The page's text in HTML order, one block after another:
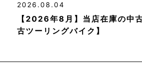
2026.08.04
【2026年8月】当店在庫の中
古ツーリングバイク】